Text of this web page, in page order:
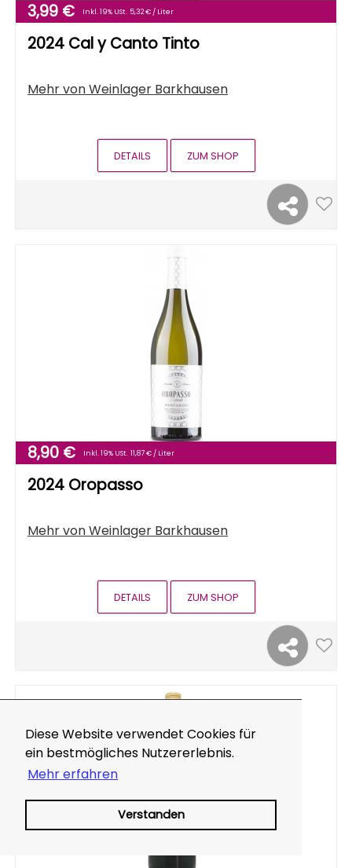
Diese Website verwendet Cookies für
ein bestmögliches Nutzererlebnis.
Mehr erfahren
Verstanden
3,99 € Inkl. 19% USt. 5,32 € / Liter
2024 Cal y Canto Tinto
Mehr vonWeinlager Barkhausen
DETAILS ZUM SHOP
8,90 € Inkl. 19% USt. 11,87 € / Liter
2024 Oropasso
Mehr vonWeinlager Barkhausen
DETAILS ZUM SHOP